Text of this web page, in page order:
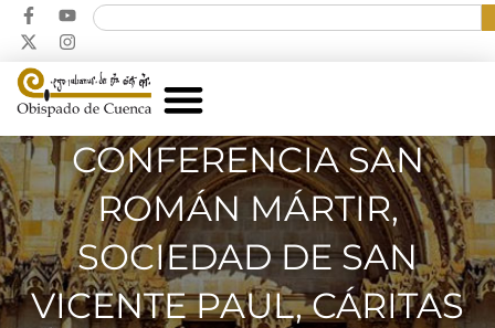
CONFERENCIA SAN
ROMÁN MÁRTIR,
SOCIEDAD DE SAN
VICENTE PAUL, CÁRITAS